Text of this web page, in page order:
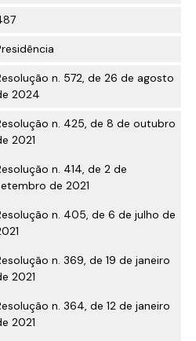
n. 572, de 26 de agosto
2024
n. 425, de 8 de outubro
2021
n. 414, de 2 de
de 2021
n. 405, de 6 de julho de
n. 369, de 19 de janeiro
2021
n. 364, de 12 de janeiro
2021